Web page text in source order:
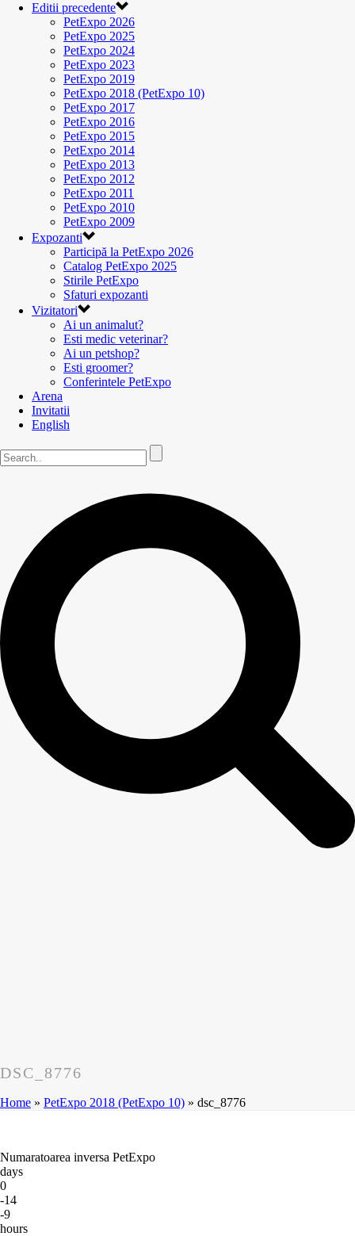
Editii precedente
PetExpo 2026
PetExpo 2025
PetExpo 2024
PetExpo 2023
PetExpo 2019
PetExpo 2018 (PetExpo 10)
PetExpo 2017
PetExpo 2016
PetExpo 2015
PetExpo 2014
PetExpo 2013
PetExpo 2012
PetExpo 2011
PetExpo 2010
PetExpo 2009
Expozanti
Participă la PetExpo 2026
Catalog PetExpo 2025
Stirile PetExpo
Sfaturi expozanti
Vizitatori
Ai un animalut?
Esti medic veterinar?
Ai un petshop?
Esti groomer?
Conferintele PetExpo
Arena
Invitatii
English
DSC_8776
Home » PetExpo 2018 (PetExpo 10) » dsc_8776
Numaratoarea inversa PetExpo
days
0
-14
-9
hours